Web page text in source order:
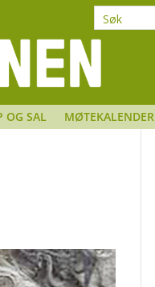
OG SAL MØTEKALENDER